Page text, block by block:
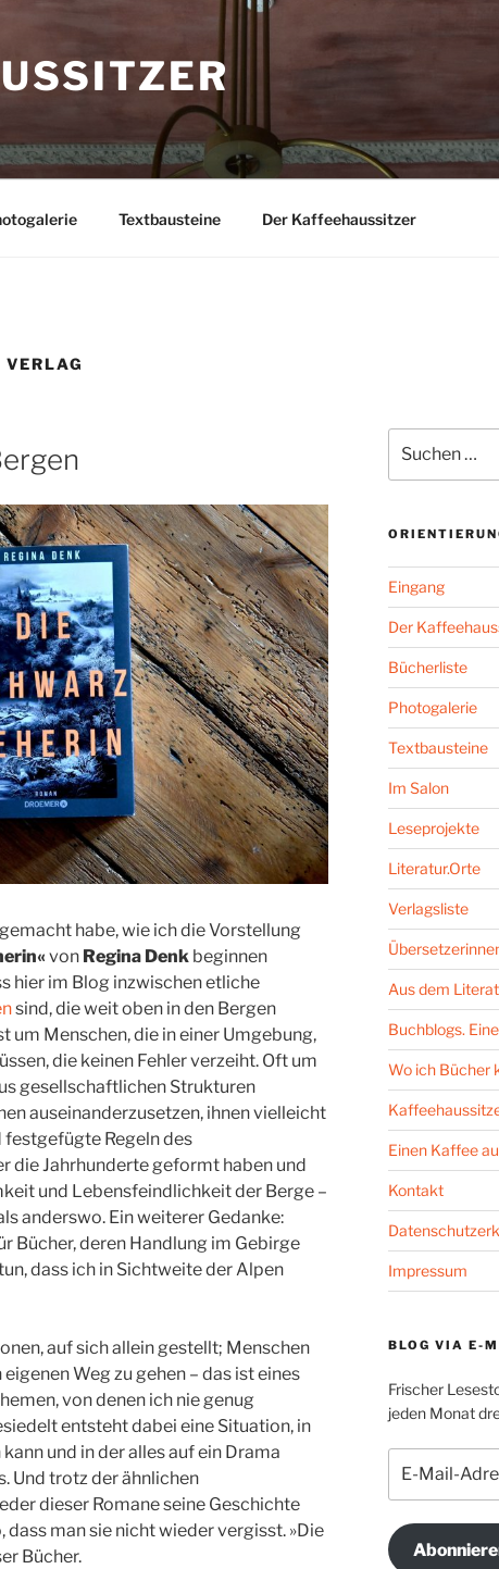
Textbausteine Der Kaffeehaussitzer
VERLAG
habe, wie ich die Vorstellung
von Regina Denk beginnen
hier im Blog inzwischen etliche
sind, die weit oben in den Bergen
um Menschen, die in einer Umgebung,
die keinen Fehler verzeiht. Oft um
gesellschaftlichen Strukturen
auseinanderzusetzen, ihnen vielleicht
festgefügte Regeln des
die Jahrhunderte geformt haben und
und Lebensfeindlichkeit der Berge –
anderswo. Ein weiterer Gedanke:
Bücher, deren Handlung im Gebirge
dass ich in Sichtweite der Alpen
auf sich allein gestellt; Menschen
Weg zu gehen – das ist eines
von denen ich nie genug
entsteht dabei eine Situation, in
und in der alles auf ein Drama
Und trotz der ähnlichen
dieser Romane seine Geschichte
dass man sie nicht wieder vergisst. »Die
Bücher.
nach:
Eingang
Der
Bücherliste
Photogalerie
Textbausteine
Im Salon
Leseprojekte
Literatur.Orte
Verlagsliste
Aus dem
Buchblogs.
Wo ich Bücher
Einen Kaffee
Kontakt
Impressum
BLOG VIA E-
Frischer
jeden Monat
Mail-
Adresse